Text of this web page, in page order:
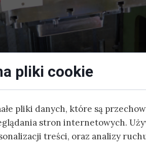
wiązek miedzianych i światłowodowych
szaf sterowniczych
Montaż konstrukcji metalowych
Konfekcja wiązek kablowych
Montaż elektryczny
pliki cookie
pliki danych, które są
stron internetowych.
treści, oraz analizy